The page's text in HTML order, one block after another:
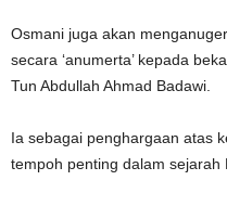
Osmani juga akan
secara ‘anumerta’ kepada
Tun Abdullah Ahmad Badawi.
Ia sebagai penghargaan atas
tempoh penting dalam sejarah